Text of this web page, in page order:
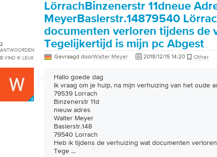
2
ANTWOORDEN
0 VIND IK LEUK
LörrachBinzenerstr 11dneue
MeyerBaslerstr.14879540
documenten verloren tijdens de
Tegelijkertijd is mijn pc Abgest
Gevraagd doorWalter Meyer 2018/12/15 14:20 Other
Hallo goede dag
Ik vraag om je hulp, na mijn verhuizing van het oude
79539 Lorrach
Binzenerstr 11d
nieuw adres
Walter Meyer
Baslerstr.148
79540 Lorrach
Heb ik tijdens de verhuizing wat documenten
Tege ...